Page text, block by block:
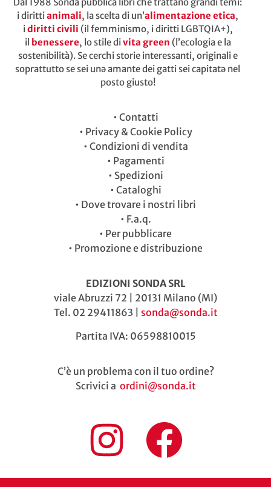
i dirittianimali, la scelta di un’alimentazione etica,
idiritti civili (il femminismo, i diritti LGBTQIA+),
il benessere, lo stile divita green (l’ecologia e la
sostenibilità). Se cerchi storie interessanti, originali e
soprattutto se sei unə amante dei gatti sei capitatə nel
posto giusto!
• Contatti
• Privacy & Cookie Policy
• Condizioni di vendita
• Pagamenti
• Spedizioni
• Cataloghi
• Dove trovare i nostri libri
• F.a.q.
• Per pubblicare
• Promozione e distribuzione
EDIZIONI SONDA SRL
viale Abruzzi 72 | 20131 Milano (MI)
Tel. 02 29411863 | sonda@sonda.it
Partita IVA: 06598810015
C’è un problema con il tuo ordine?
Scrivici a ordini@sonda.it